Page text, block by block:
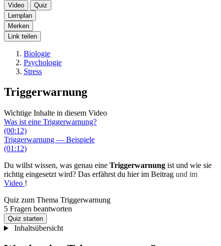
Video
Quiz
Lernplan
Merken
Link teilen
Biologie
Psychologie
Stress
Triggerwarnung
Wichtige Inhalte in diesem Video
Was ist eine Triggerwarnung?
(00:12)
Triggerwarnung — Beispiele
(01:12)
Du willst wissen, was genau eine Triggerwarnung ist und wie sie
richtig eingesetzt wird? Das erfährst du hier im Beitrag und im
Video !
Quiz zum Thema Triggerwarnung
5 Fragen beantworten
Quiz starten
Inhaltsübersicht